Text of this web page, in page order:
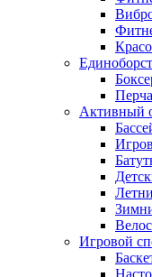
Активный
Игровой